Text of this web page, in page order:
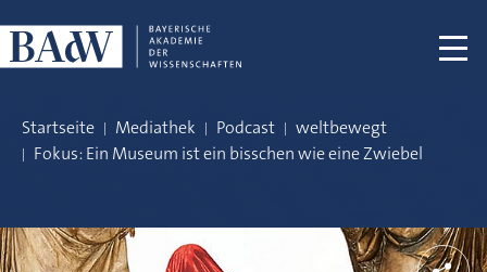
Startseite Mediathek Podcast
weltbewegt
Fokus: Ein Museum ist ein bisschen wie eine Zwiebel